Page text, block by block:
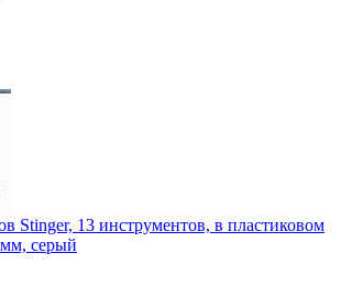
Stinger, 13 инструментов, в пластиковом
серый